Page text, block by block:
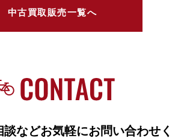
中古買取販売一覧へ
談などお気軽にお問い合わせく